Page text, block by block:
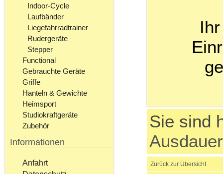
Indoor-Cycle
Laufbänder
Liegefahrradtrainer
Rudergeräte
Stepper
Functional
Gebrauchte Geräte
Griffe
Hanteln & Gewichte
Heimsport
Studiokraftgeräte
Zubehör
Informationen
Anfahrt
Sie sind
Ausdauer
Zurück zur Übersicht